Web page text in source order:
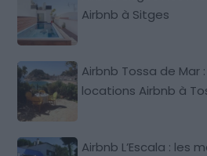
Airbnb à Sitges
Airbnb Tossa de Mar
locations Airbnb à
Airbnb L’Escala : les